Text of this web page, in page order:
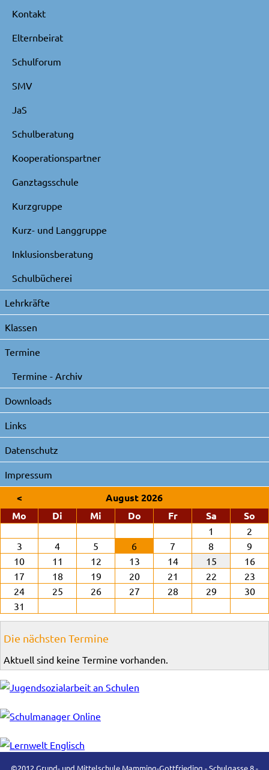
Kontakt
Elternbeirat
Schulforum
SMV
JaS
Schulberatung
Kooperationspartner
Ganztagsschule
Kurzgruppe
Kurz- und Langgruppe
Inklusionsberatung
Schulbücherei
Lehrkräfte
Klassen
Termine
Termine - Archiv
Downloads
Links
Datenschutz
Impressum
<
August 2026
Mo
Di enstagMi ttwochDonnerstag
Freitag SamstagSo
1
2
3
4 5 6 7 8
9
10
11 12 13 14 15
16
17
18 19 20 21 22
23
24
25 26 27 28 29
30
31
Die nächsten Termine
Aktuell sind keine Termine vorhanden.
©2012 Grund- und Mittelschule Mamming-Gottfrieding - Schulgasse 8 -